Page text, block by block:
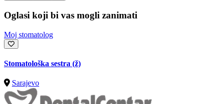
Oglasi koji bi vas mogli zanimati
Moj stomatolog
Stomatološka sestra (ž)
Sarajevo